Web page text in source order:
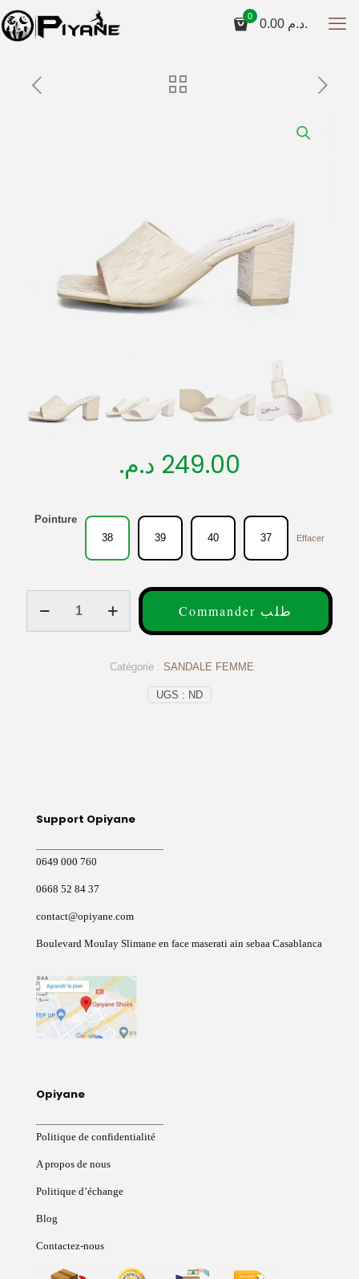
0
0.00 د.م.
249.00 د.م.
Pointure
38
39 40 37 Effacer
Commander طلب
UGS : ND
Catégorie : SANDALE FEMME
Support Opiyane
0649 000 760
0668 52 84 37
contact@opiyane.com
Boulevard Moulay Slimane en face maserati ain sebaa Casablanca
Opiyane
Politique de confidentialité
A propos de nous
Politique d’échange
Blog
Contactez-nous